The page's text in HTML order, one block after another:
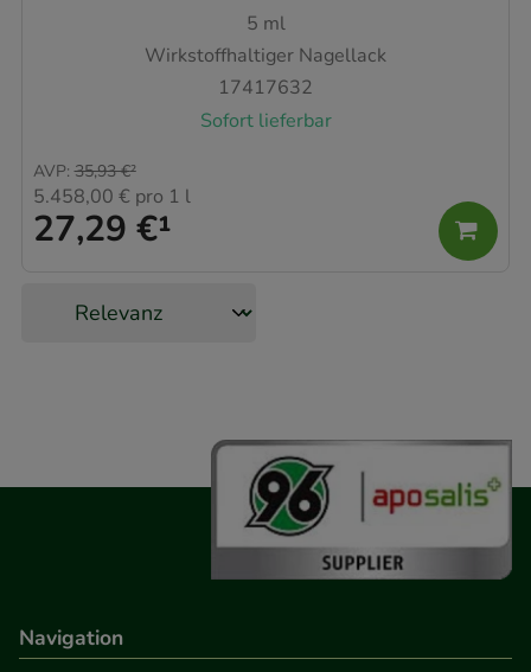
5 ml
Wirkstoffhaltiger Nagellack
17417632
Sofort lieferbar
27,29 €¹
AVP: 35,93 €²
5.458,00 € pro 1 l
Navigation